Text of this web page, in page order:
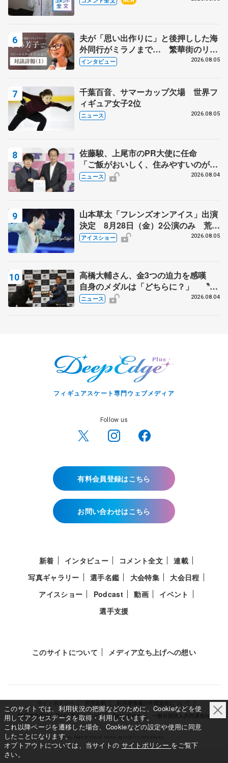
夫が「思い出作りに」と後押しした海
外同行がミラノまで… 繁華街のリン
クでは不良のお兄さんも味方に 小林
インタビュー 2026.08.05
千葉百音、サマーカップ欠場 世界フ
ィギュア女子2位
ニュース 2026.08.05
佐藤駿、上尾市のPR大使に任命
「ご飯がおいしく、住みやすいのが魅
力」
ニュース 2026.08.04
山本草太「フレンズオンアイス」出演
決定 8月28日（金）2公演のみ 荒川
静香さんプロデュース、20周年のアイ
アイスショー 2026.08.05
高橋大輔さん、金3つの迫力を感嘆
自身のメダルは「どちらに？」 〝リ
ス兄弟〟オリンピック3連覇の野村忠
ニュース 2026.08.04
フィギュアスケート専門ウェブメディア
Follow us
有料会員登録はこちら
お問い合わせはこちら
新着 インタビュー コメント全文
連載
写真ギャラリー
選手名鑑 大会特集
大会日程
アイスショー
Podcast 動画
イベント
選手支援
このサイトについて メディア立ち上げへの想い
特定商取引法に基づく表示について
Deep Edge
Copy Right © KYODO NEWS All RIGHTS RESERVED.
このサイトでは、利用状況の把握などのために、Cookieなどを使
用してアクセスデータを取得・利用しています。
これ以降ページを遷移した場合、Cookieなどの設定や使用に同意
したことになります。
オプトアウトについては、当サイトの サイトポリシー をご覧下
さい。